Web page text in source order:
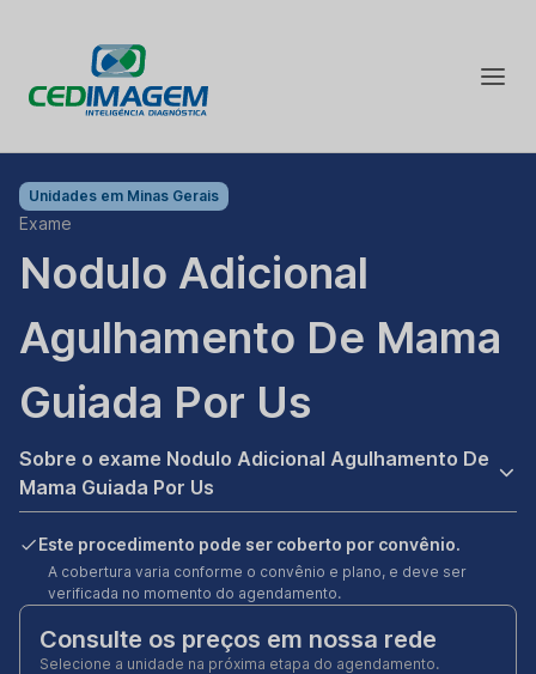
Unidades em Minas Gerais
Exame
Nodulo Adicional
Agulhamento De Mama
Guiada Por Us
Sobre o exame Nodulo Adicional Agulhamento De
Mama Guiada Por Us
Este procedimento pode ser coberto por convênio.
A cobertura varia conforme o convênio e plano, e deve ser
verificada no momento do agendamento.
Consulte os preços em nossa rede
Selecione a unidade na próxima etapa do agendamento.